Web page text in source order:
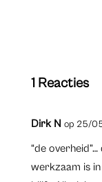
1 Reacties
Dirk N op 25/
“de
werkzaam is